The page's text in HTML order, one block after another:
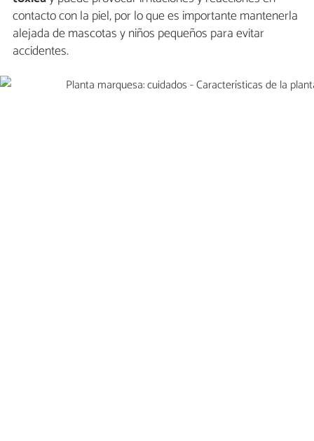
contacto con la piel, por lo que es importante mantenerla
alejada de mascotas y niños pequeños para evitar
accidentes.